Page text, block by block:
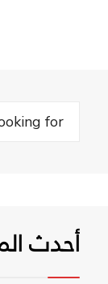
Search
أحدث